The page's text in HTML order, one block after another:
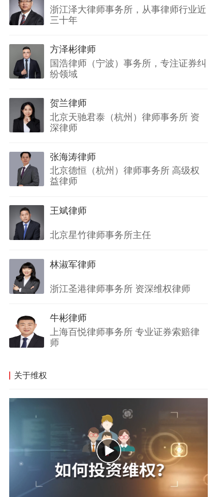
浙江泽大律师事务所，从事律师行业近
三十年
方泽彬律师
国浩律师（宁波）事务所，专注证券纠
纷领域
贺兰律师
北京天驰君泰（杭州）律师事务所 资
深律师
张海涛律师
北京德恒（杭州）律师事务所 高级权
益律师
王斌律师
北京星竹律师事务所主任
林淑军律师
浙江圣港律师事务所 资深维权律师
牛彬律师
上海百悦律师事务所 专业证券索赔律
师
关于维权